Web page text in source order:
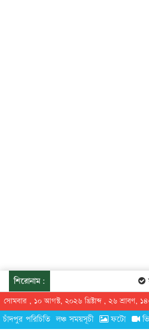
শিরোনাম:
সোমবার , ১০ আগস্ট, ২০২৬ খ্রিষ্টাব্দ , ২৬ শ্রাবণ,
চাঁদপুর পরিচিতি লঞ্চ সময়সূচী ফটো